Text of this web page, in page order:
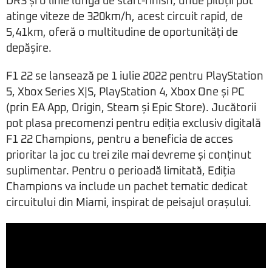
atinge viteze de 320km/h, acest circuit rapid, de
5,41km, oferă o multitudine de oportunități de
depășire.
F1 22 se lansează pe 1 iulie 2022 pentru PlayStation
5, Xbox Series X|S, PlayStation 4, Xbox One și PC
(prin EA App, Origin, Steam și Epic Store). Jucătorii
pot plasa precomenzi pentru ediția exclusiv digitală
F1 22 Champions, pentru a beneficia de acces
prioritar la joc cu trei zile mai devreme și conținut
suplimentar. Pentru o perioadă limitată, Ediția
Champions va include un pachet tematic dedicat
circuitului din Miami, inspirat de peisajul orașului.